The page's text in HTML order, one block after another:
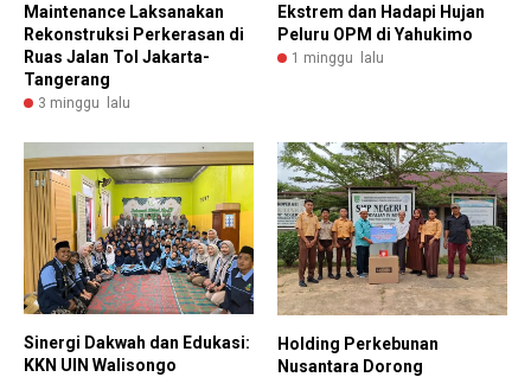
Maintenance Laksanakan
Rekonstruksi Perkerasan di
Ruas Jalan Tol Jakarta-
Tangerang
3 minggu lalu
Ekstrem dan Hadapi Hujan
Peluru OPM di Yahukimo
1 minggu lalu
Sinergi Dakwah dan Edukasi:
KKN UIN Walisongo
Holding Perkebunan
Nusantara Dorong